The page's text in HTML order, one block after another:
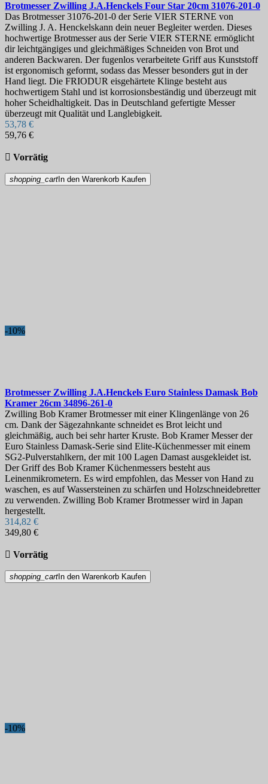
Brotmesser Zwilling J.A.Henckels Four Star 20cm 31076-201-0
Das Brotmesser 31076-201-0 der Serie VIER STERNE von
Zwilling J. A. Henckelskann dein neuer Begleiter werden. Dieses
hochwertige Brotmesser aus der Serie VIER STERNE ermöglicht
dir leichtgängiges und gleichmäßiges Schneiden von Brot und
anderen Backwaren. Der fugenlos verarbeitete Griff aus Kunststoff
ist ergonomisch geformt, sodass das Messer besonders gut in der
Hand liegt. Die FRIODUR eisgehärtete Klinge besteht aus
hochwertigem Stahl und ist korrosionsbeständig und überzeugt mit
hoher Scheidhaltigkeit. Das in Deutschland gefertigte Messer
überzeugt mit Qualität und Langlebigkeit.
53,78 €
59,76 €
 Vorrätig
shopping_cart In den Warenkorb Kaufen
-10%
Brotmesser Zwilling J.A.Henckels Euro Stainless Damask Bob
Kramer 26cm 34896-261-0
Zwilling Bob Kramer Brotmesser mit einer Klingenlänge von 26
cm. Dank der Sägezahnkante schneidet es Brot leicht und
gleichmäßig, auch bei sehr harter Kruste. Bob Kramer Messer der
Euro Stainless Damask-Serie sind Elite-Küchenmesser mit einem
SG2-Pulverstahlkern, der mit 100 Lagen Damast ausgekleidet ist.
Der Griff des Bob Kramer Küchenmessers besteht aus
Leinenmikrometern. Es wird empfohlen, das Messer von Hand zu
waschen, es auf Wassersteinen zu schärfen und Holzschneidebretter
zu verwenden. Zwilling Bob Kramer Brotmesser wird in Japan
hergestellt.
314,82 €
349,80 €
 Vorrätig
shopping_cart In den Warenkorb Kaufen
-10%